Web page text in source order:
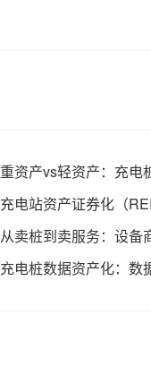
重资产vs轻资产：充电
充电站资产证券化（
从卖桩到卖服务：设备
充电桩数据资产化：数